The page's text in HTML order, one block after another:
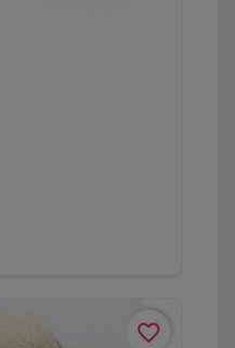
favorite_border